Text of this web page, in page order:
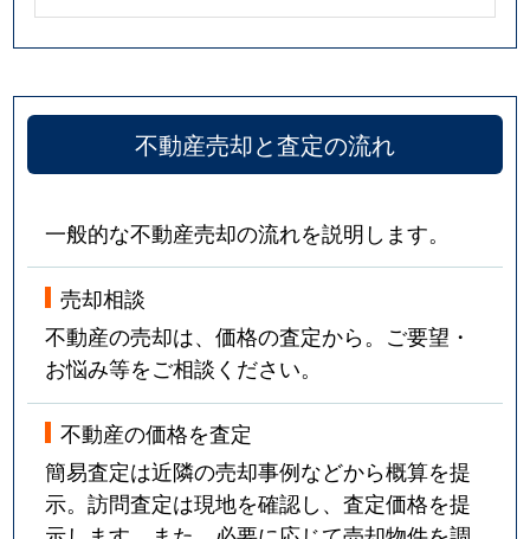
不動産売却と査定の流れ
一般的な不動産売却の流れを説明します。
売却相談
不動産の売却は、価格の査定から。ご要望・
お悩み等をご相談ください。
不動産の価格を査定
簡易査定は近隣の売却事例などから概算を提
示。訪問査定は現地を確認し、査定価格を提